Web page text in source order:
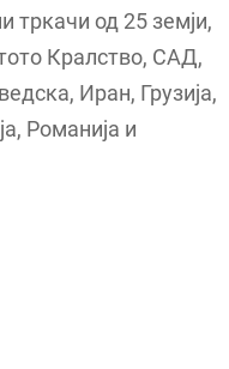
тркачи од 25 земји,
Кралство, САД,
Иран, Грузија,
Романија и